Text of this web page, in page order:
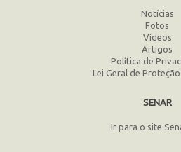
Notícias
Fotos
Vídeos
Artigos
Política de
Lei Geral de
SENAR
Ir para o site